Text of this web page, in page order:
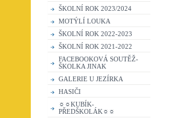
ŠKOLNÍ ROK 2023/2024
MOTÝLÍ LOUKA
ŠKOLNÍ ROK 2022-2023
ŠKOLNÍ ROK 2021-2022
FACEBOOKOVÁ SOUTĚŽ-
ŠKOLKA JINAK
GALERIE U JEZÍRKA
HASIČI
☼☼KUBÍK-
PŘEDŠKOLÁK☼☼